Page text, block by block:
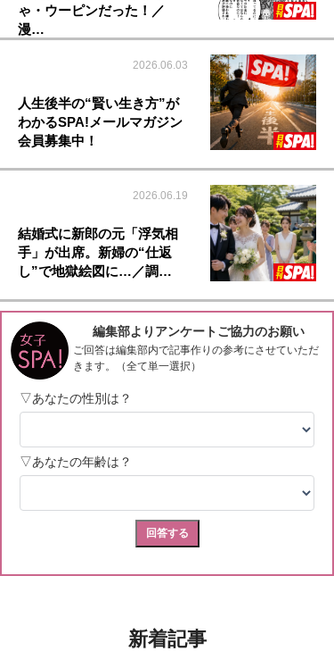
ゃ・ウーピンだった！／
漫…
2026.06.03
人生後半の“賢い生き方”が
わかるSPA!メールマガジン
会員募集中！
2026.06.19
結婚式に新郎の元「浮気相
手」が出席。新婦の“仕返
し”で地獄絵図に…／調…
新着記事